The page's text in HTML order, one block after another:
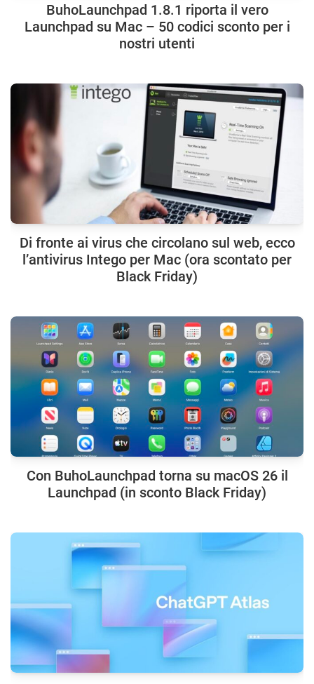
BuhoLaunchpad 1.8.1 riporta il vero
Launchpad su Mac – 50 codici sconto per i
nostri utenti
Di fronte ai virus che circolano sul web, ecco
l’antivirus Intego per Mac (ora scontato per
Black Friday)
Con BuhoLaunchpad torna su macOS 26 il
Launchpad (in sconto Black Friday)